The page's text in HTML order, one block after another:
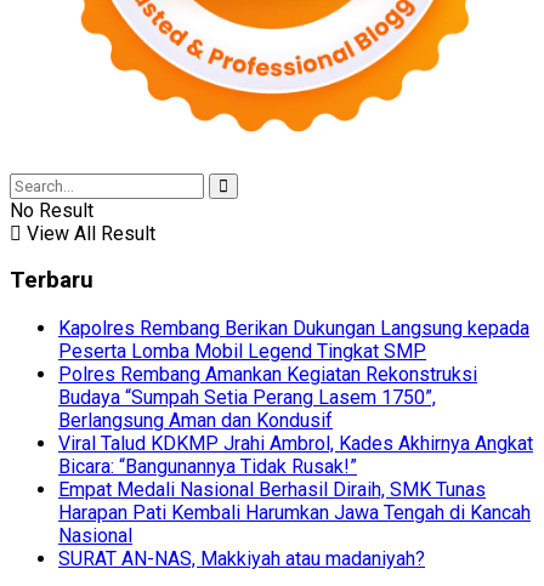
No Result
View All Result
Terbaru
Kapolres Rembang Berikan Dukungan Langsung kepada
Peserta Lomba Mobil Legend Tingkat SMP
Polres Rembang Amankan Kegiatan Rekonstruksi
Budaya “Sumpah Setia Perang Lasem 1750”,
Berlangsung Aman dan Kondusif
Viral Talud KDKMP Jrahi Ambrol, Kades Akhirnya Angkat
Bicara: “Bangunannya Tidak Rusak!”
Empat Medali Nasional Berhasil Diraih, SMK Tunas
Harapan Pati Kembali Harumkan Jawa Tengah di Kancah
Nasional
SURAT AN-NAS, Makkiyah atau madaniyah?